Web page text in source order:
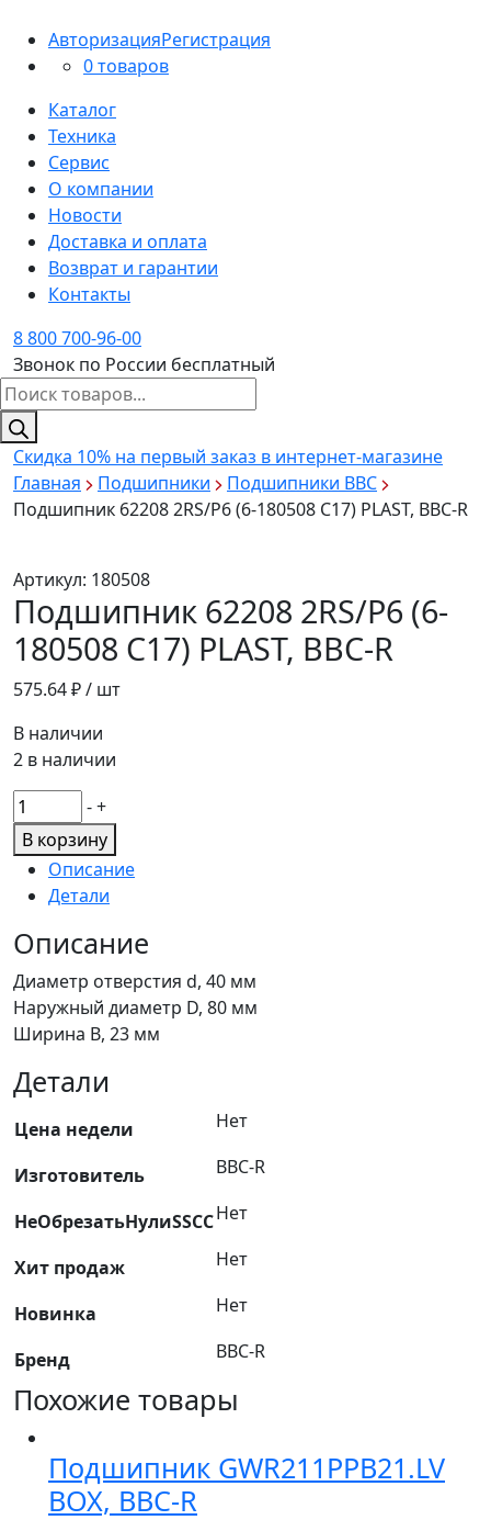
АвторизацияРегистрация
0 товаров
Каталог
Техника
Сервис
О компании
Новости
Доставка и оплата
Возврат и гарантии
Контакты
8 800 700-96-00
Звонок по России бесплатный
Поиск
товаров
Скидка 10% на первый заказ в интернет-магазине
Главная
Подшипники
Подшипники BBC
Подшипник 62208 2RS/P6 (6-180508 С17) PLAST, BBC-R
Артикул: 180508
Подшипник 62208 2RS/P6 (6-
180508 С17) PLAST, BBC-R
575.64₽ / шт
В наличии
2 в наличии
Количество
товара
Подшипник
62208
2RS/P6
(6-
180508
С17)
PLAST,
BBC-
-+
В корзину
Описание
Детали
Описание
Диаметр отверстия d, 40 мм
Наружный диаметр D, 80 мм
Ширина B, 23 мм
Детали
Цена недели Нет
Изготовитель BBC-R
НеОбрезатьНулиSSCCНет
Хит продаж Нет
Новинка Нет
Бренд BBC-R
Похожие товары
Подшипник GWR211PPB21.LV
BOX, BBC-R